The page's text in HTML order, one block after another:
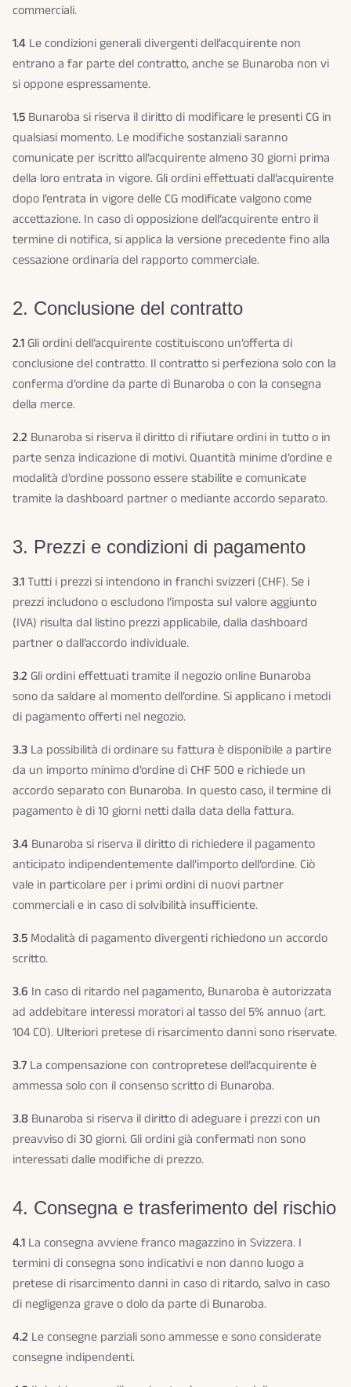
commerciali.
1.4 Le condizioni generali divergenti dell’acquirente non
entrano a far parte del contratto, anche se Bunaroba non vi
si oppone espressamente.
1.5 Bunaroba si riserva il diritto di modificare le presenti CG in
qualsiasi momento. Le modifiche sostanziali saranno
comunicate per iscritto all’acquirente almeno 30 giorni prima
della loro entrata in vigore. Gli ordini effettuati dall’acquirente
dopo l’entrata in vigore delle CG modificate valgono come
accettazione. In caso di opposizione dell’acquirente entro il
termine di notifica, si applica la versione precedente fino alla
cessazione ordinaria del rapporto commerciale.
2. Conclusione del contratto
2.1Gli ordini dell’acquirente costituiscono un’offerta di
conclusione del contratto. Il contratto si perfeziona solo con la
conferma d’ordine da parte di Bunaroba o con la consegna
della merce.
2.2 Bunaroba si riserva il diritto di rifiutare ordini in tutto o in
parte senza indicazione di motivi. Quantità minime d’ordine e
modalità d’ordine possono essere stabilite e comunicate
tramite la dashboard partner o mediante accordo separato.
3. Prezzi e condizioni di pagamento
3.1Tutti i prezzi si intendono in franchi svizzeri (CHF). Se i
prezzi includono o escludono l’imposta sul valore aggiunto
(IVA) risulta dal listino prezzi applicabile, dalla dashboard
partner o dall’accordo individuale.
3.2 Gli ordini effettuati tramite il negozio online Bunaroba
sono da saldare al momento dell’ordine. Si applicano i metodi
di pagamento offerti nel negozio.
3.3 La possibilità di ordinare su fattura è disponibile a partire
da un importo minimo d’ordine di CHF 500 e richiede un
accordo separato con Bunaroba. In questo caso, il termine di
pagamento è di 10 giorni netti dalla data della fattura.
3.4 Bunaroba si riserva il diritto di richiedere il pagamento
anticipato indipendentemente dall’importo dell’ordine. Ciò
vale in particolare per i primi ordini di nuovi partner
commerciali e in caso di solvibilità insufficiente.
3.5 Modalità di pagamento divergenti richiedono un accordo
scritto.
3.6 In caso di ritardo nel pagamento, Bunaroba è autorizzata
ad addebitare interessi moratori al tasso del 5% annuo (art.
104 CO). Ulteriori pretese di risarcimento danni sono riservate.
3.7 La compensazione con contropretese dell’acquirente è
ammessa solo con il consenso scritto di Bunaroba.
3.8 Bunaroba si riserva il diritto di adeguare i prezzi con un
preavviso di 30 giorni. Gli ordini già confermati non sono
interessati dalle modifiche di prezzo.
4. Consegna e trasferimento del rischio
4.1 La consegna avviene franco magazzino in Svizzera. I
termini di consegna sono indicativi e non danno luogo a
pretese di risarcimento danni in caso di ritardo, salvo in caso
di negligenza grave o dolo da parte di Bunaroba.
4.2 Le consegne parziali sono ammesse e sono considerate
consegne indipendenti.